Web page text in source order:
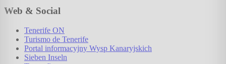
Web & Social
Tenerife ON
Turismo de Tenerife
Portal informacyjny Wysp Kanaryjskich
Sieben Inseln